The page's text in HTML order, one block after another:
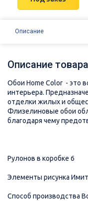
Описание
Описание товара
Обои Home Color - это
интерьера.
отделки жилых и
Флизелиновые обои
благодаря чему
Рулонов в коробке 6
Элементы рисунка
Способ производства